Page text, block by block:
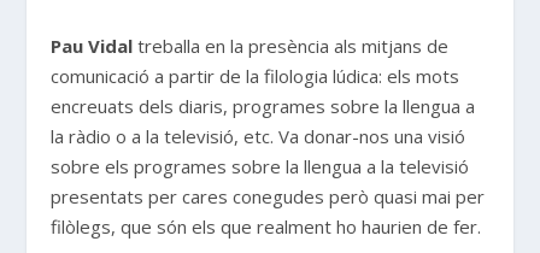
Pau Vidal treballa en la presència als mitjans de
comunicació a partir de la filologia lúdica: els mots
encreuats dels diaris, programes sobre la llengua a
la ràdio o a la televisió, etc. Va donar-nos una visió
sobre els programes sobre la llengua a la televisió
presentats per cares conegudes però quasi mai per
filòlegs, que són els que realment ho haurien de fer.